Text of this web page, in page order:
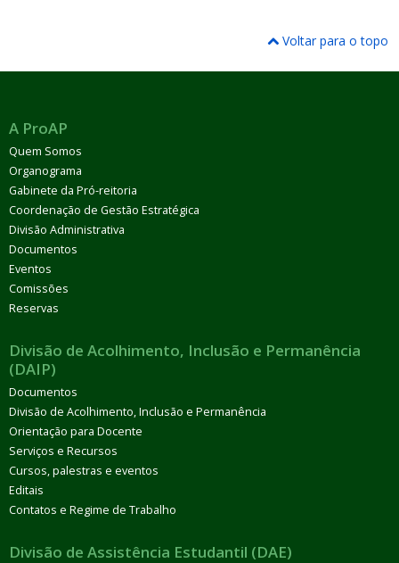
Voltar para o topo
A ProAP
Quem Somos
Organograma
Gabinete da Pró-reitoria
Coordenação de Gestão Estratégica
Divisão Administrativa
Documentos
Eventos
Comissões
Reservas
Divisão de Acolhimento, Inclusão e Permanência
(DAIP)
Documentos
Divisão de Acolhimento, Inclusão e Permanência
Orientação para Docente
Serviços e Recursos
Cursos, palestras e eventos
Editais
Contatos e Regime de Trabalho
Divisão de Assistência Estudantil (DAE)